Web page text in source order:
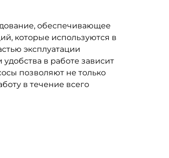
обеспечивающее
которые используются в
эксплуатации
в работе зависит
позволяют не только
в течение всего